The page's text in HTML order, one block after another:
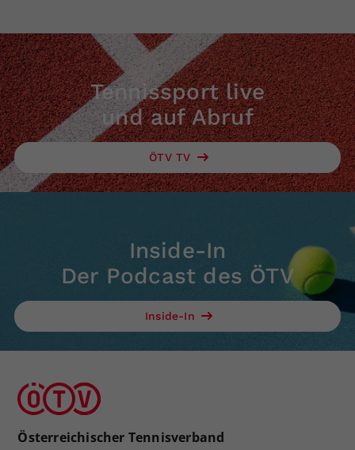
Tennissport live
und auf Abruf
ÖTV TV
Inside-In
Der Podcast des ÖTV
Inside-In
Österreichischer Tennisverband